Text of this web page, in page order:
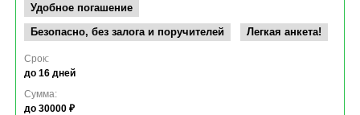
Удобное погашение
Безопасно, без залога и поручителей
Легкая анкета!
Срок:
до 16 дней
Сумма:
до 30000 ₽